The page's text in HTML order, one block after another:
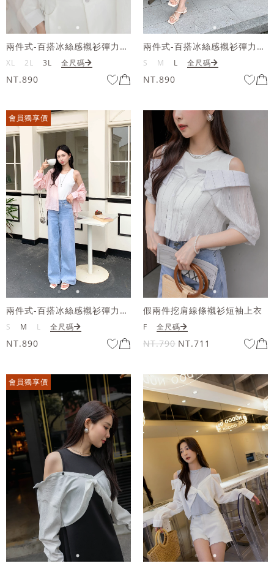
兩件式-百搭冰絲感襯衫彈力背心套組
XL 2L 3L 全尺碼
NT.890
兩件式-百搭冰絲感襯衫彈力背心套組
S M L 全尺碼
NT.890
會員獨享價
兩件式-百搭冰絲感襯衫彈力背心套組
S M L 全尺碼
NT.890
假兩件挖肩線條襯衫短袖上衣
F 全尺碼
NT.790 NT.711
會員獨享價